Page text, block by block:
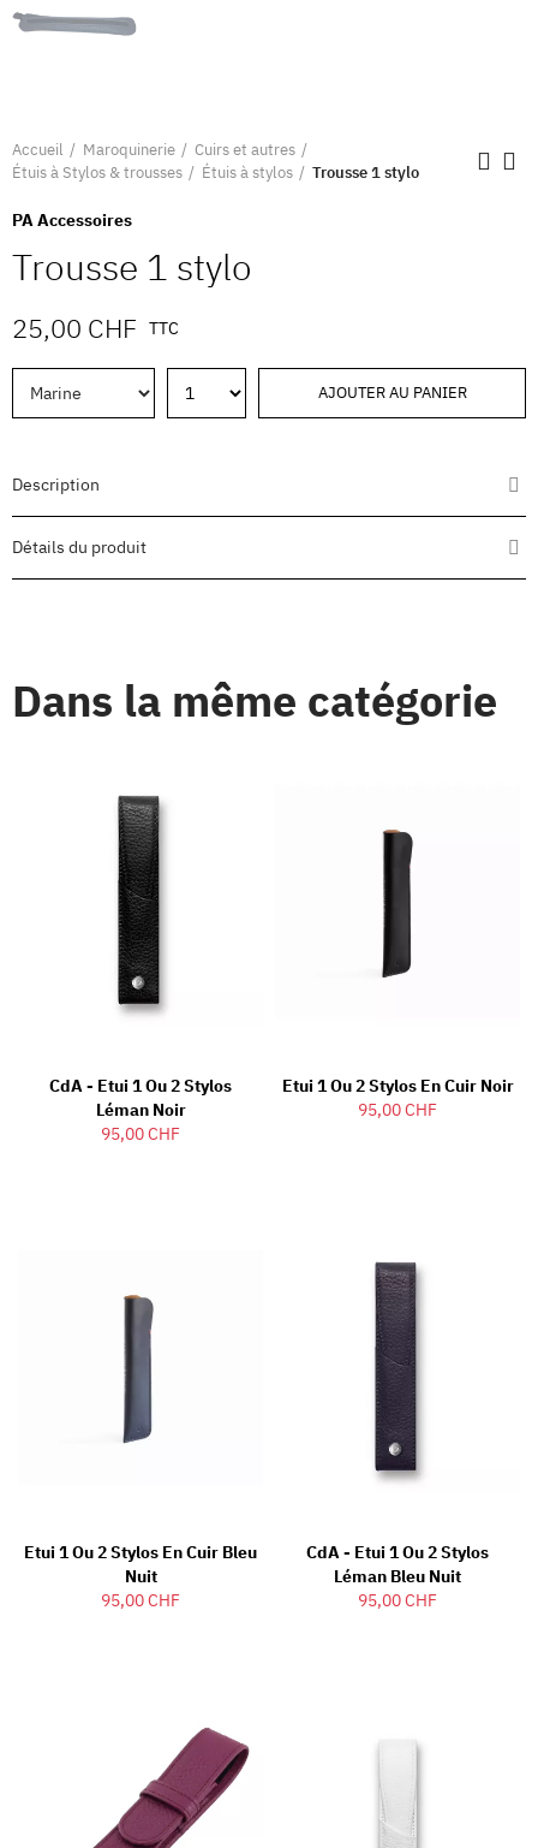
Accueil Maroquinerie
Cuirs et autres
Étuis à Stylos & trousses
Étuis à stylos Trousse 1 stylo
PA Accessoires
Trousse 1 stylo
25,00 CHF TTC
AJOUTER AU PANIER
Description
Détails du produit
Dans la même catégorie
CdA - Etui 1 Ou 2 Stylos
Léman Noir
95,00 CHF
Etui 1 Ou 2 Stylos En Cuir Noir
95,00 CHF
Etui 1 Ou 2 Stylos En Cuir Bleu
Nuit
95,00 CHF
CdA - Etui 1 Ou 2 Stylos
Léman Bleu Nuit
95,00 CHF